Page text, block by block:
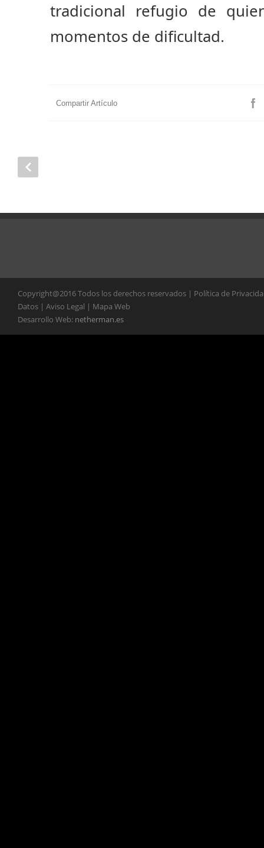
tradicional refugio de
momentos de dificultad.
Compartir Artículo
Copyright@2016 Todos los derechos reservados | Política de
Datos | Aviso Legal | Mapa Web
Desarrollo Web: netherman.es